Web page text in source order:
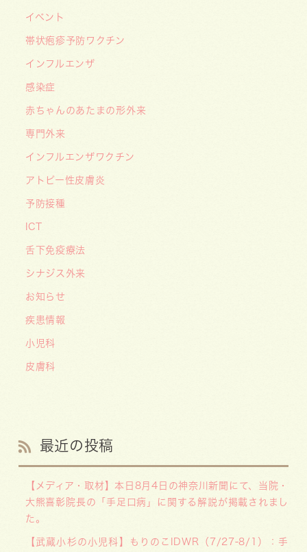
【メディア・取材】４月１０日発売「子供の科
学」５月号の「なぜ？なぜ？どうして？」で大熊
ゴールデンウィーク（GW）の処方薬受け取りに
関する重要なお願い〜処方箋の有効期限は当日を
含めて「4日間」です〜
イベント
帯状疱疹予防ワクチン
インフルエンザ
感染症
赤ちゃんのあたまの形外来
専門外来
インフルエンザワクチン
アトピー性皮膚炎
予防接種
ICT
舌下免疫療法
シナジス外来
お知らせ
疾患情報
小児科
皮膚科
最近の投稿
【メディア・取材】本日8月4日の神奈川新聞にて、当院・
大熊喜彰院長の「手足口病」に関する解説が掲載されまし
た。
【武蔵小杉の小児科】もりのこIDWR（7/27-8/1）：手